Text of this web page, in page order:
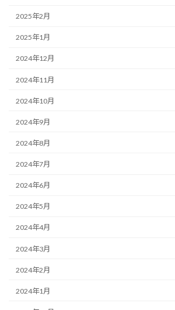
2025年2月
2025年1月
2024年12月
2024年11月
2024年10月
2024年9月
2024年8月
2024年7月
2024年6月
2024年5月
2024年4月
2024年3月
2024年2月
2024年1月